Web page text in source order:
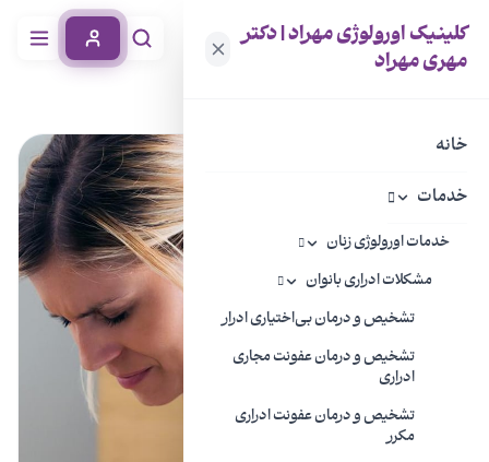
کلینیک اورولوژی مهراد | دکتر
مهری مهراد
خانه
خدمات
خدمات اورولوژی زنان
مشکلات ادراری بانوان
تشخیص و درمان بی‌اختیاری ادرار
تشخیص و درمان عفونت مجاری
ادراری
تشخیص و درمان عفونت ادراری
مکرر